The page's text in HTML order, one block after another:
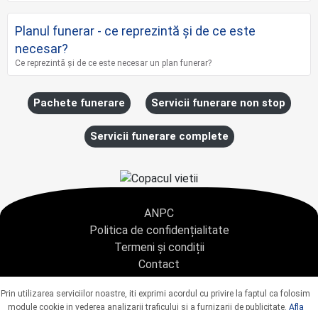
Planul funerar - ce reprezintă și de ce este
necesar?
Ce reprezintă și de ce este necesar un plan funerar?
Pachete funerare Servicii funerare non stop
Servicii funerare complete
ANPC
Politica de confidențialitate
Termeni și condiții
Contact
Copyright © 2021 - AGENTIA CONDOLEANTE.RO SRL - toate drepturile rezervate
J40/9967/2020 CUI: 42925428
Prin utilizarea serviciilor noastre, iti exprimi acordul cu privire la faptul ca folosim
module cookie in vederea analizarii traficului si a furnizarii de publicitate. Afla